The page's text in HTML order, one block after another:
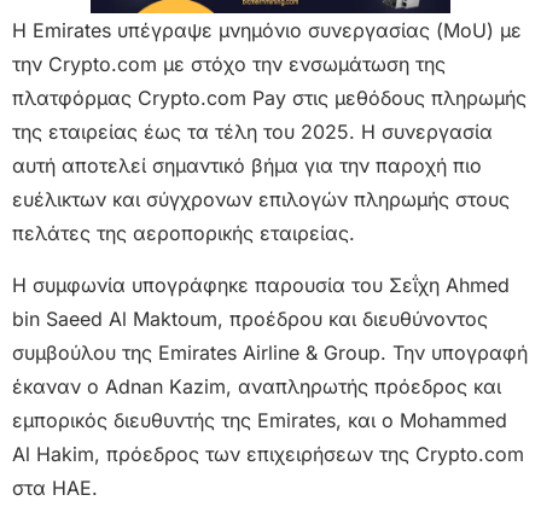
Η Emirates υπέγραψε μνημόνιο συνεργασίας (MoU) με
την Crypto.com με στόχο την ενσωμάτωση της
πλατφόρμας Crypto.com Pay στις μεθόδους πληρωμής
της εταιρείας έως τα τέλη του 2025. Η συνεργασία
αυτή αποτελεί σημαντικό βήμα για την παροχή πιο
ευέλικτων και σύγχρονων επιλογών πληρωμής στους
πελάτες της αεροπορικής εταιρείας.
Η συμφωνία υπογράφηκε παρουσία του Σεΐχη Ahmed
bin Saeed Al Maktoum, προέδρου και διευθύνοντος
συμβούλου της Emirates Airline & Group. Την υπογραφή
έκαναν ο Adnan Kazim, αναπληρωτής πρόεδρος και
εμπορικός διευθυντής της Emirates, και ο Mohammed
Al Hakim, πρόεδρος των επιχειρήσεων της Crypto.com
στα ΗΑΕ.